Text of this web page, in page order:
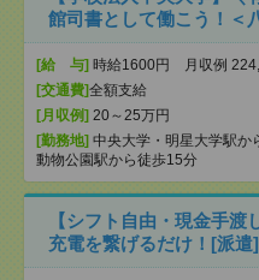
館司書として働こう！＜
[給 与] 時給1600円 月収例
[交通費]全額支給
[月収例] 20～25万円
[勤務地] 中央大学・明星大学駅か
動物公園駅から徒歩15分
【シフト自由・現金手
充電を繋げるだけ！[派遣]